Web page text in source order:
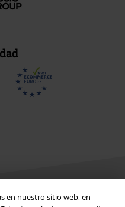
en nuestro sitio web, en